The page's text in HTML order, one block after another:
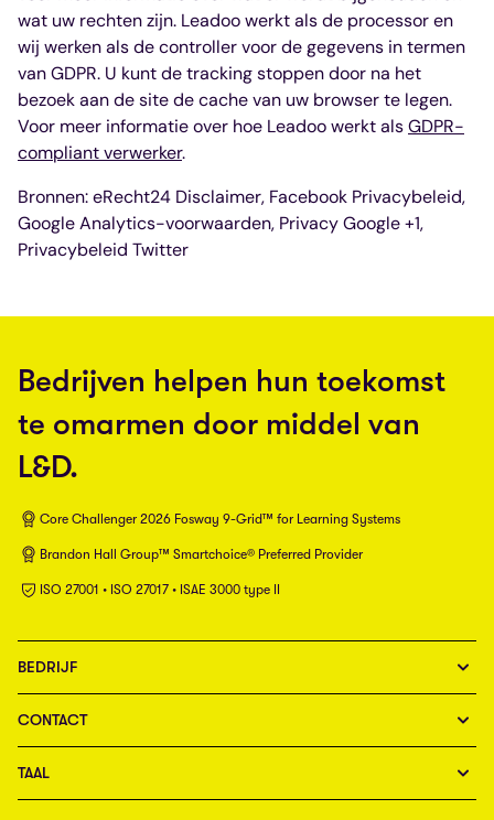
wat uw rechten zijn. Leadoo werkt als de processor en
wij werken als de controller voor de gegevens in termen
van GDPR. U kunt de tracking stoppen door na het
bezoek aan de site de cache van uw browser te legen.
Voor meer informatie over hoe Leadoo werkt alsGDPR-
compliant verwerker.
Bronnen: eRecht24 Disclaimer, Facebook Privacybeleid,
Google Analytics-voorwaarden, Privacy Google +1,
Privacybeleid Twitter
Bedrijven helpen hun toekomst
te omarmen door middel van
L&D.
Core Challenger 2026 Fosway 9-Grid™ for Learning Systems
Brandon Hall Group™ Smartchoice® Preferred Provider
ISO 27001 • ISO 27017 • ISAE 3000 type II
BEDRIJF
CONTACT
TAAL